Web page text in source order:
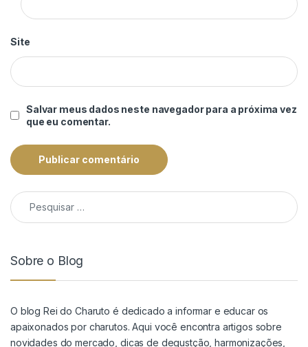
Site
Salvar meus dados neste navegador para a próxima vez
que eu comentar.
Pesquisar por:
Sobre o Blog
O blog Rei do Charuto é dedicado a informar e educar os
apaixonados por charutos. Aqui você encontra artigos sobre
novidades do mercado, dicas de degustção, harmonizações,